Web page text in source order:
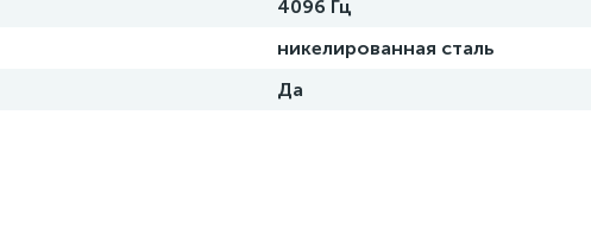
4096 Гц
никелированная сталь
Да